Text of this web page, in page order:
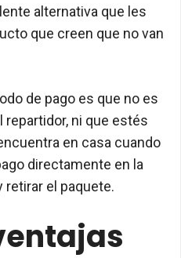
alternativa que les
que creen que no van
de pago es que no es
ni que estés
en casa cuando
directamente en la
el paquete.